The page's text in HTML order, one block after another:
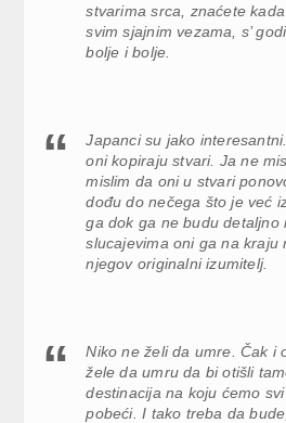
stvarima srca, znaćete
svim sjajnim vezama, s’
bolje i bolje.
Japanci su jako
oni kopiraju stvari. Ja ne
mislim da oni u stvari
dođu do nečega što je već
ga dok ga ne budu detaljno
slucajevima oni ga na kraju
njegov originalni izumitelj.
Niko ne želi da umre. Čak i
žele da umru da bi otišli
destinacija na koju ćemo
pobeći. I tako treba da